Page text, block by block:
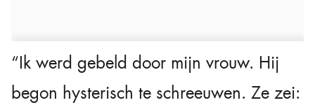
“Ik werd gebeld door mijn vrouw. Hij
begon hysterisch te schreeuwen. Ze zei: